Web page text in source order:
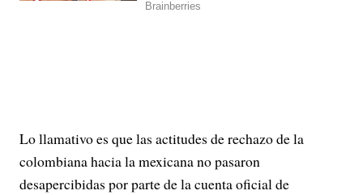
Lo llamativo es que las actitudes de rechazo de la
colombiana hacia la mexicana no pasaron
desapercibidas por parte de la cuenta oficial de